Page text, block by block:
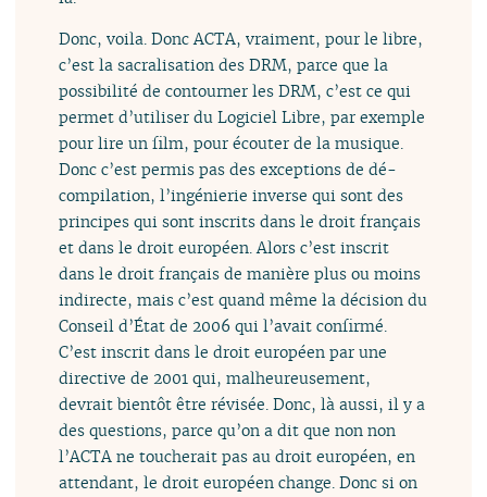
Donc, voila. Donc ACTA, vraiment, pour le libre,
c’est la sacralisation des DRM, parce que la
possibilité de contourner les DRM, c’est ce qui
permet d’utiliser du Logiciel Libre, par exemple
pour lire un film, pour écouter de la musique.
Donc c’est permis pas des exceptions de dé-
compilation, l’ingénierie inverse qui sont des
principes qui sont inscrits dans le droit français
et dans le droit européen. Alors c’est inscrit
dans le droit français de manière plus ou moins
indirecte, mais c’est quand même la décision du
Conseil d’État de 2006 qui l’avait confirmé.
C’est inscrit dans le droit européen par une
directive de 2001 qui, malheureusement,
devrait bientôt être révisée. Donc, là aussi, il y a
des questions, parce qu’on a dit que non non
l’ACTA ne toucherait pas au droit européen, en
attendant, le droit européen change. Donc si on